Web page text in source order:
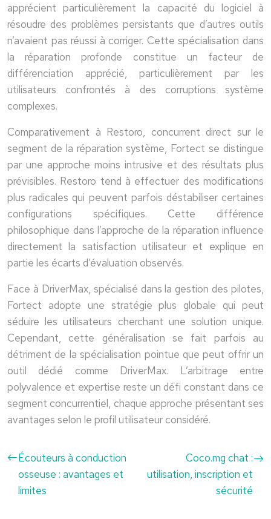
apprécient particulièrement la capacité du logiciel à
résoudre des problèmes persistants que d’autres outils
n’avaient pas réussi à corriger. Cette spécialisation dans
la réparation profonde constitue un facteur de
différenciation apprécié, particulièrement par les
utilisateurs confrontés à des corruptions système
complexes.
Comparativement à Restoro, concurrent direct sur le
segment de la réparation système, Fortect se distingue
par une approche moins intrusive et des résultats plus
prévisibles. Restoro tend à effectuer des modifications
plus radicales qui peuvent parfois déstabiliser certaines
configurations spécifiques. Cette différence
philosophique dans l’approche de la réparation influence
directement la satisfaction utilisateur et explique en
partie les écarts d’évaluation observés.
Face à DriverMax, spécialisé dans la gestion des pilotes,
Fortect adopte une stratégie plus globale qui peut
séduire les utilisateurs cherchant une solution unique.
Cependant, cette généralisation se fait parfois au
détriment de la spécialisation pointue que peut offrir un
outil dédié comme DriverMax. L’arbitrage entre
polyvalence et expertise reste un défi constant dans ce
segment concurrentiel, chaque approche présentant ses
avantages selon le profil utilisateur considéré.
Écouteurs à conduction
osseuse : avantages et
limites
Coco.mg chat :
utilisation, inscription et
sécurité